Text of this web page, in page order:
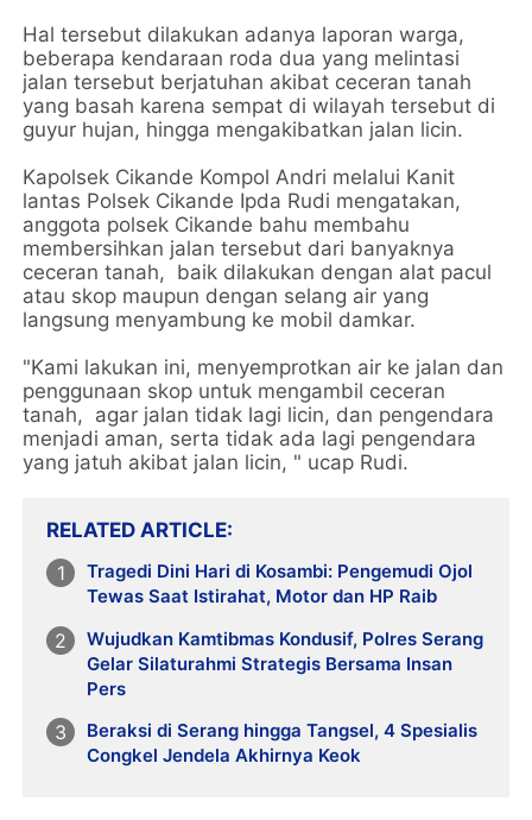
Hal tersebut dilakukan adanya laporan warga,
beberapa kendaraan roda dua yang melintasi
jalan tersebut berjatuhan akibat ceceran tanah
yang basah karena sempat di wilayah tersebut di
guyur hujan, hingga mengakibatkan jalan licin.
Kapolsek Cikande Kompol Andri melalui Kanit
lantas Polsek Cikande Ipda Rudi mengatakan,
anggota polsek Cikande bahu membahu
membersihkan jalan tersebut dari banyaknya
ceceran tanah, baik dilakukan dengan alat pacul
atau skop maupun dengan selang air yang
langsung menyambung ke mobil damkar.
"Kami lakukan ini, menyemprotkan air ke jalan dan
penggunaan skop untuk mengambil ceceran
tanah, agar jalan tidak lagi licin, dan pengendara
menjadi aman, serta tidak ada lagi pengendara
yang jatuh akibat jalan licin, " ucap Rudi.
RELATED ARTICLE
Tragedi Dini Hari di Kosambi: Pengemudi Ojol
Tewas Saat Istirahat, Motor dan HP Raib
Wujudkan Kamtibmas Kondusif, Polres Serang
Gelar Silaturahmi Strategis Bersama Insan
Pers
Beraksi di Serang hingga Tangsel, 4 Spesialis
Congkel Jendela Akhirnya Keok